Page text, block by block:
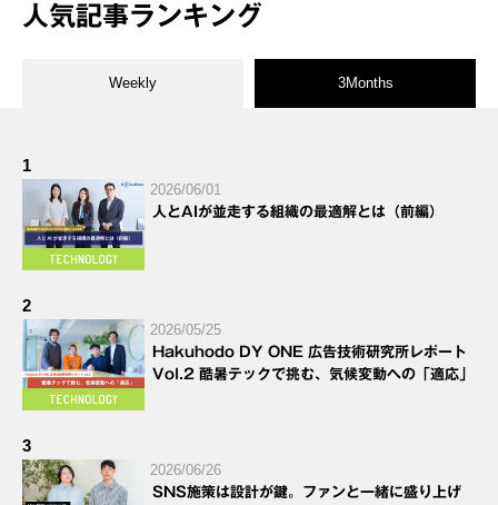
人気記事ランキング
Weekly 3Months
1
2026/06/01
人とAIが並走する組織の最適解とは（前編）
2
2026/05/25
Hakuhodo DY ONE 広告技術研究所レポート
Vol.2 酷暑テックで挑む、気候変動への「適応」
3
2026/06/26
SNS施策は設計が鍵。ファンと一緒に盛り上げ